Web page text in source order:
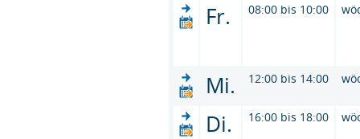
Fr. 08:00 bis 10:00
Mi. 12:00 bis 14:00
Di. 16:00 bis 18:00